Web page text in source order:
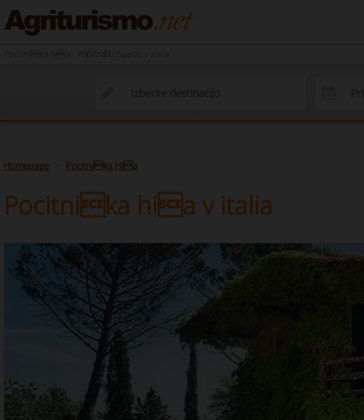
Pocitnika hia - Počitniški najemi v italia
Homepage Pocitnika Hia
Pocitnika hia v italia